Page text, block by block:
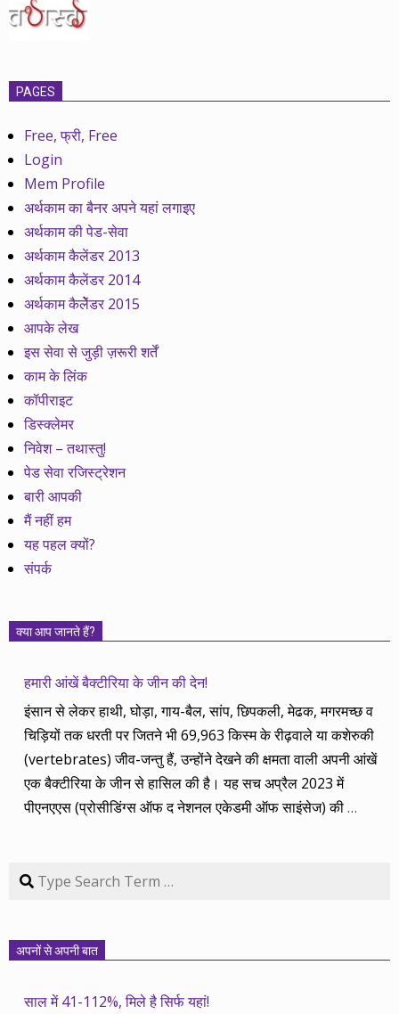
PAGES
Free, फ्री, Free
Login
Mem Profile
अर्थकाम का बैनर अपने यहां लगाइए
अर्थकाम की पेड-सेवा
अर्थकाम कैलेंडर 2013
अर्थकाम कैलेंडर 2014
अर्थकाम कैलेेंडर 2015
आपके लेख
इस सेवा से जुड़ी ज़रूरी शर्तें
काम के लिंक
कॉपीराइट
डिस्क्लेमर
निवेश – तथास्तु!
पेड सेवा रजिस्ट्रेशन
बारी आपकी
मैं नहीं हम
यह पहल क्यों?
संपर्क
क्या आप जानते हैं?
हमारी आंखें बैक्टीरिया के जीन की देन!
इंसान से लेकर हाथी, घोड़ा, गाय-बैल, सांप, छिपकली, मेढक, मगरमच्छ व
चिड़ियों तक धरती पर जितने भी 69,963 किस्म के रीढ़वाले या कशेरुकी
(vertebrates) जीव-जन्तु हैं, उन्होंने देखने की क्षमता वाली अपनी आंखें
एक बैक्टीरिया के जीन से हासिल की है। यह सच अप्रैल 2023 में
पीएनएएस (प्रोसीडिंग्स ऑफ द नेशनल एकेडमी ऑफ साइंसेज) की…
Search
अपनों से अपनी बात
साल में 41-112%, मिले है सिर्फ यहां!